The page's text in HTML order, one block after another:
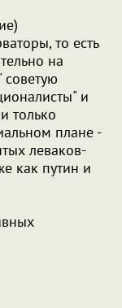
то есть
на
и
только
плане -
леваков-
как путин и